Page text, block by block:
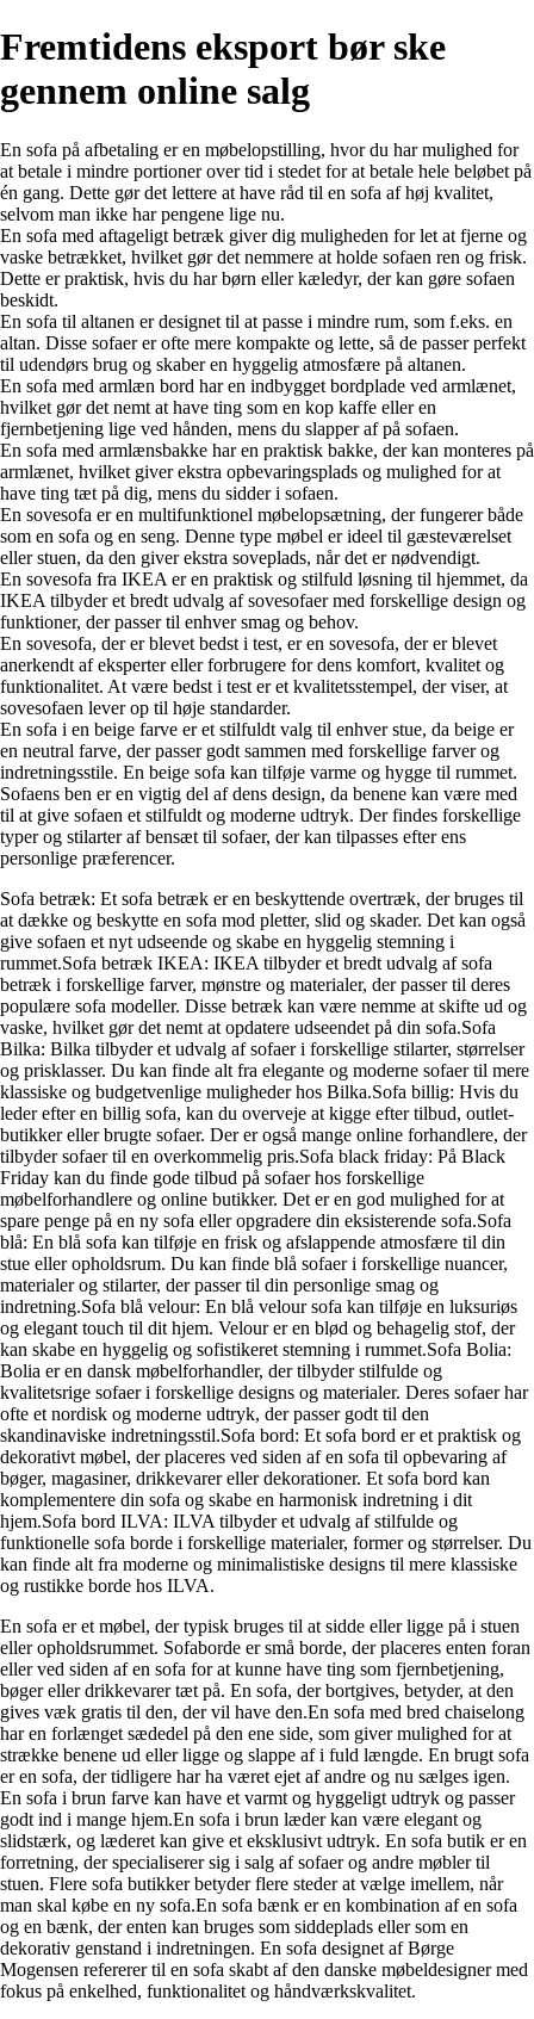
Fremtidens eksport bør ske
gennem online salg
En sofa på afbetaling er en møbelopstilling, hvor du har mulighed for
at betale i mindre portioner over tid i stedet for at betale hele beløbet på
én gang. Dette gør det lettere at have råd til en sofa af høj kvalitet,
selvom man ikke har pengene lige nu.
En sofa med aftageligt betræk giver dig muligheden for let at fjerne og
vaske betrækket, hvilket gør det nemmere at holde sofaen ren og frisk.
Dette er praktisk, hvis du har børn eller kæledyr, der kan gøre sofaen
beskidt.
En sofa til altanen er designet til at passe i mindre rum, som f.eks. en
altan. Disse sofaer er ofte mere kompakte og lette, så de passer perfekt
til udendørs brug og skaber en hyggelig atmosfære på altanen.
En sofa med armlæn bord har en indbygget bordplade ved armlænet,
hvilket gør det nemt at have ting som en kop kaffe eller en
fjernbetjening lige ved hånden, mens du slapper af på sofaen.
En sofa med armlænsbakke har en praktisk bakke, der kan monteres på
armlænet, hvilket giver ekstra opbevaringsplads og mulighed for at
have ting tæt på dig, mens du sidder i sofaen.
En sovesofa er en multifunktionel møbelopsætning, der fungerer både
som en sofa og en seng. Denne type møbel er ideel til gæsteværelset
eller stuen, da den giver ekstra soveplads, når det er nødvendigt.
En sovesofa fra IKEA er en praktisk og stilfuld løsning til hjemmet, da
IKEA tilbyder et bredt udvalg af sovesofaer med forskellige design og
funktioner, der passer til enhver smag og behov.
En sovesofa, der er blevet bedst i test, er en sovesofa, der er blevet
anerkendt af eksperter eller forbrugere for dens komfort, kvalitet og
funktionalitet. At være bedst i test er et kvalitetsstempel, der viser, at
sovesofaen lever op til høje standarder.
En sofa i en beige farve er et stilfuldt valg til enhver stue, da beige er
en neutral farve, der passer godt sammen med forskellige farver og
indretningsstile. En beige sofa kan tilføje varme og hygge til rummet.
Sofaens ben er en vigtig del af dens design, da benene kan være med
til at give sofaen et stilfuldt og moderne udtryk. Der findes forskellige
typer og stilarter af bensæt til sofaer, der kan tilpasses efter ens
personlige præferencer.
Sofa betræk: Et sofa betræk er en beskyttende overtræk, der bruges til
at dække og beskytte en sofa mod pletter, slid og skader. Det kan også
give sofaen et nyt udseende og skabe en hyggelig stemning i
rummet.Sofa betræk IKEA: IKEA tilbyder et bredt udvalg af sofa
betræk i forskellige farver, mønstre og materialer, der passer til deres
populære sofa modeller. Disse betræk kan være nemme at skifte ud og
vaske, hvilket gør det nemt at opdatere udseendet på din sofa.Sofa
Bilka: Bilka tilbyder et udvalg af sofaer i forskellige stilarter, størrelser
og prisklasser. Du kan finde alt fra elegante og moderne sofaer til mere
klassiske og budgetvenlige muligheder hos Bilka.Sofa billig: Hvis du
leder efter en billig sofa, kan du overveje at kigge efter tilbud, outlet-
butikker eller brugte sofaer. Der er også mange online forhandlere, der
tilbyder sofaer til en overkommelig pris.Sofa black friday: På Black
Friday kan du finde gode tilbud på sofaer hos forskellige
møbelforhandlere og online butikker. Det er en god mulighed for at
spare penge på en ny sofa eller opgradere din eksisterende sofa.Sofa
blå: En blå sofa kan tilføje en frisk og afslappende atmosfære til din
stue eller opholdsrum. Du kan finde blå sofaer i forskellige nuancer,
materialer og stilarter, der passer til din personlige smag og
indretning.Sofa blå velour: En blå velour sofa kan tilføje en luksuriøs
og elegant touch til dit hjem. Velour er en blød og behagelig stof, der
kan skabe en hyggelig og sofistikeret stemning i rummet.Sofa Bolia:
Bolia er en dansk møbelforhandler, der tilbyder stilfulde og
kvalitetsrige sofaer i forskellige designs og materialer. Deres sofaer har
ofte et nordisk og moderne udtryk, der passer godt til den
skandinaviske indretningsstil.Sofa bord: Et sofa bord er et praktisk og
dekorativt møbel, der placeres ved siden af en sofa til opbevaring af
bøger, magasiner, drikkevarer eller dekorationer. Et sofa bord kan
komplementere din sofa og skabe en harmonisk indretning i dit
hjem.Sofa bord ILVA: ILVA tilbyder et udvalg af stilfulde og
funktionelle sofa borde i forskellige materialer, former og størrelser. Du
kan finde alt fra moderne og minimalistiske designs til mere klassiske
og rustikke borde hos ILVA.
En sofa er et møbel, der typisk bruges til at sidde eller ligge på i stuen
eller opholdsrummet. Sofaborde er små borde, der placeres enten foran
eller ved siden af en sofa for at kunne have ting som fjernbetjening,
bøger eller drikkevarer tæt på. En sofa, der bortgives, betyder, at den
gives væk gratis til den, der vil have den.En sofa med bred chaiselong
har en forlænget sædedel på den ene side, som giver mulighed for at
strække benene ud eller ligge og slappe af i fuld længde. En brugt sofa
er en sofa, der tidligere har ha været ejet af andre og nu sælges igen.
En sofa i brun farve kan have et varmt og hyggeligt udtryk og passer
godt ind i mange hjem.En sofa i brun læder kan være elegant og
slidstærk, og læderet kan give et eksklusivt udtryk. En sofa butik er en
forretning, der specialiserer sig i salg af sofaer og andre møbler til
stuen. Flere sofa butikker betyder flere steder at vælge imellem, når
man skal købe en ny sofa.En sofa bænk er en kombination af en sofa
og en bænk, der enten kan bruges som siddeplads eller som en
dekorativ genstand i indretningen. En sofa designet af Børge
Mogensen refererer til en sofa skabt af den danske møbeldesigner med
fokus på enkelhed, funktionalitet og håndværkskvalitet.